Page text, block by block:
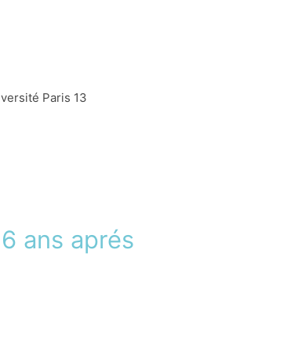
le souhaitable. Chacun
fois hommes
Paris 13
du Ministère de
des mécanisme
ans aprés